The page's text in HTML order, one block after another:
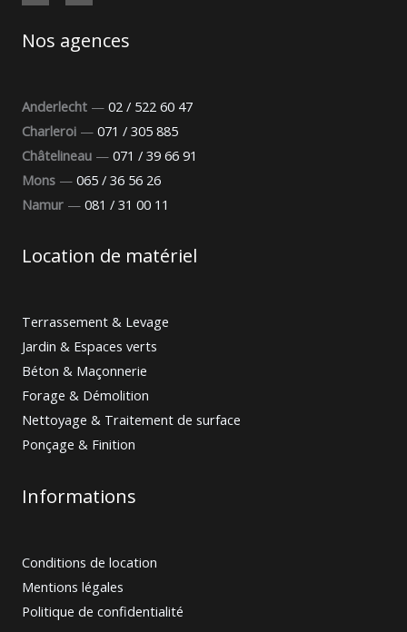
Nos agences
Anderlecht — 02 / 522 60 47
Charleroi — 071 / 305 885
Châtelineau — 071 / 39 66 91
Mons — 065 / 36 56 26
Namur — 081 / 31 00 11
Location de matériel
Terrassement & Levage
Jardin & Espaces verts
Béton & Maçonnerie
Forage & Démolition
Nettoyage & Traitement de surface
Ponçage & Finition
Informations
Conditions de location
Mentions légales
Politique de confidentialité